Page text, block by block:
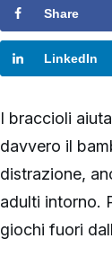
Share
LinkedIn
I braccioli
davvero il
distrazione,
adulti intorno.
giochi fuori